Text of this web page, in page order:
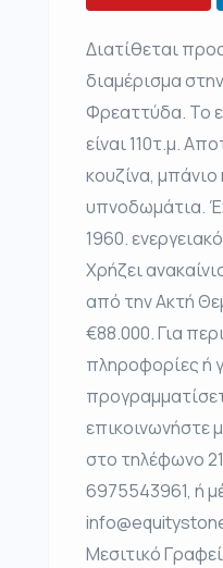
Διατίθεται
διαμέρισμα
Φρεαττύδα. Το
είναι 110τ.μ.
κουζίνα, μπάνιο
υπνοδωμάτια.
1960.
Χρήζει
από την Ακτή
€88.000. Για
πληροφορίες ή
επικοινωνήστε
στο τηλέφωνο
6975543961, ή
Μεσιτικό